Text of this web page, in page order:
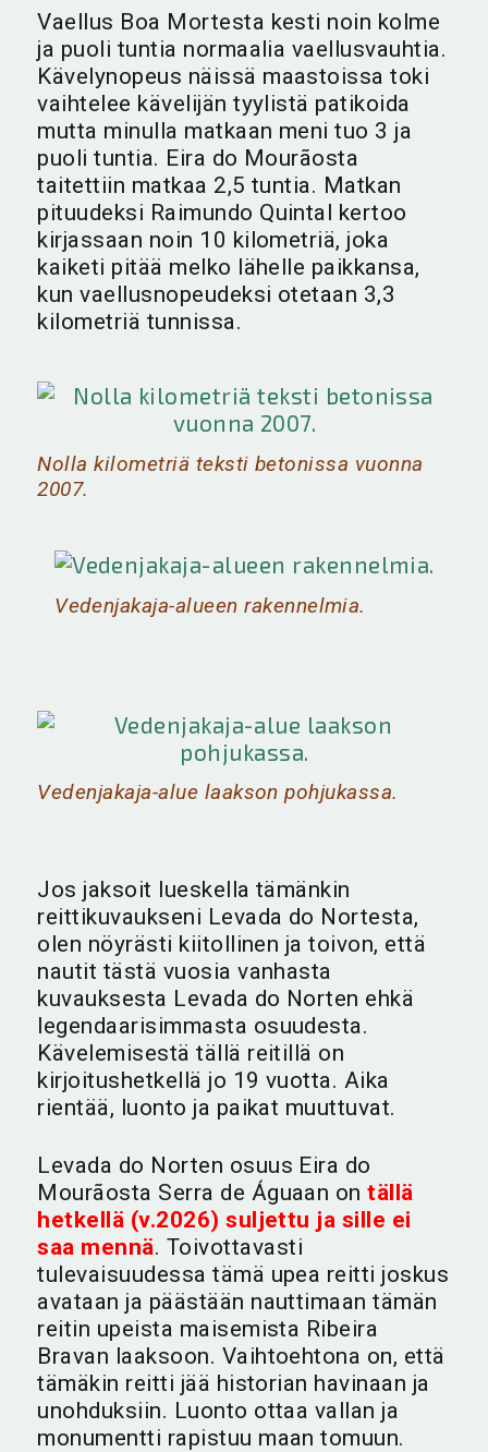
Vaellus Boa Mortesta kesti noin kolme
ja puoli tuntia normaalia vaellusvauhtia.
Kävelynopeus näissä maastoissa toki
vaihtelee kävelijän tyylistä patikoida
mutta minulla matkaan meni tuo 3 ja
puoli tuntia. Eira do Mourãosta
taitettiin matkaa 2,5 tuntia. Matkan
pituudeksi Raimundo Quintal kertoo
kirjassaan noin 10 kilometriä, joka
kaiketi pitää melko lähelle paikkansa,
kun vaellusnopeudeksi otetaan 3,3
kilometriä tunnissa.
Nolla kilometriä teksti betonissa vuonna
2007.
Vedenjakaja-alueen rakennelmia.
Vedenjakaja-alue laakson pohjukassa.
Jos jaksoit lueskella tämänkin
reittikuvaukseni Levada do Nortesta,
olen nöyrästi kiitollinen ja toivon, että
nautit tästä vuosia vanhasta
kuvauksesta Levada do Norten ehkä
legendaarisimmasta osuudesta.
Kävelemisestä tällä reitillä on
kirjoitushetkellä jo 19 vuotta. Aika
rientää, luonto ja paikat muuttuvat.
Levada do Norten osuus Eira do
Mourãosta Serra de Águaan ontällä
hetkellä (v.2026) suljettu ja sille ei
saa mennä. Toivottavasti
tulevaisuudessa tämä upea reitti joskus
avataan ja päästään nauttimaan tämän
reitin upeista maisemista Ribeira
Bravan laaksoon. Vaihtoehtona on, että
tämäkin reitti jää historian havinaan ja
unohduksiin. Luonto ottaa vallan ja
monumentti rapistuu maan tomuun.